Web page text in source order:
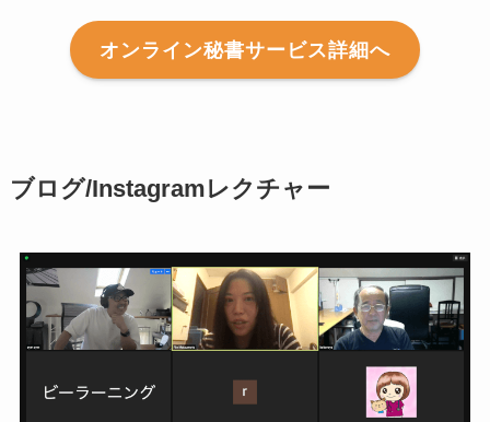
オンライン秘書サービス詳細へ
ブログ/Instagramレクチャー